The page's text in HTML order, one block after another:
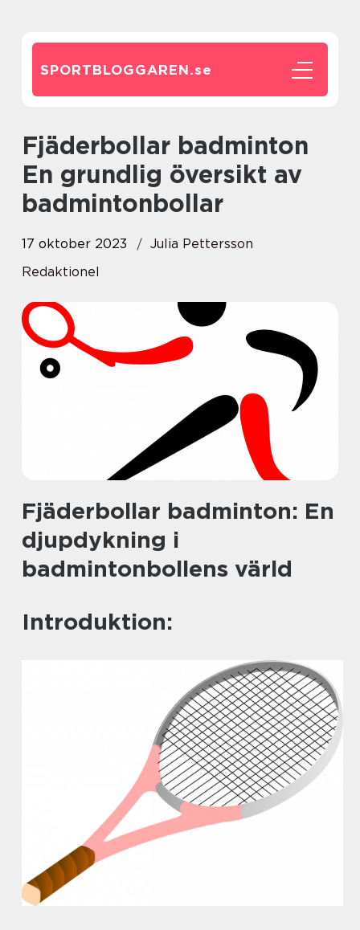
SPORTBLOGGAREN.se
Fjäderbollar badminton
En grundlig översikt av
badmintonbollar
17 oktober 2023
Julia Pettersson
Redaktionel
Fjäderbollar badminton: En
djupdykning i
badmintonbollens värld
Introduktion: